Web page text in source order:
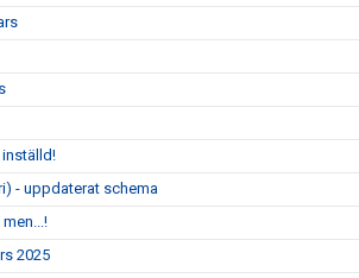
inställd!
- uppdaterat schema
2025